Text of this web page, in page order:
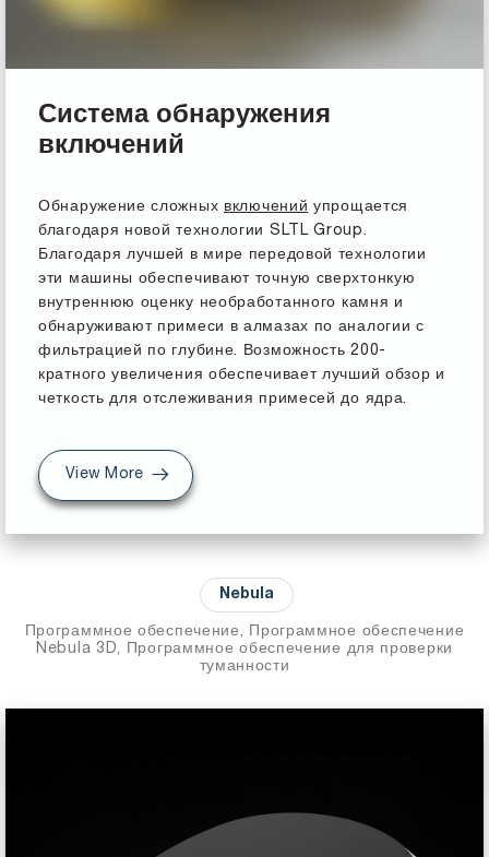
Система обнаружения
включений
Обнаружение сложных включений упрощается
благодаря новой технологии SLTL Group.
Благодаря лучшей в мире передовой технологии
эти машины обеспечивают точную сверхтонкую
внутреннюю оценку необработанного камня и
обнаруживают примеси в алмазах по аналогии с
фильтрацией по глубине. Возможность 200-
кратного увеличения обеспечивает лучший обзор и
четкость для отслеживания примесей до ядра.
View More
Nebula
Программное обеспечение, Программное обеспечение
Nebula 3D, Программное обеспечение для проверки
туманности